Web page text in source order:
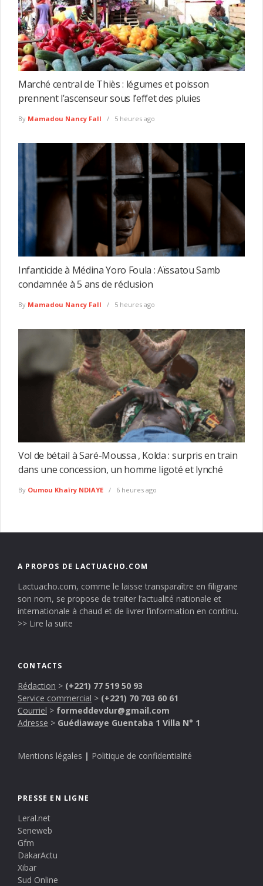
Marché central de Thiès : légumes et poisson
prennent l’ascenseur sous l’effet des pluies
By Mamadou Nancy Fall 5 heures ago
Infanticide à Médina Yoro Foula : Aïssatou Samb
condamnée à 5 ans de réclusion
By Mamadou Nancy Fall 5 heures ago
Vol de bétail à Saré-Moussa , Kolda : surpris en train
dans une concession, un homme ligoté et lynché
By Oumou Khaïry NDIAYE 6 heures ago
A PROPOS DE LACTUACHO.COM
Lactuacho.com, comme le laisse transparaître en filigrane
son nom, se propose de traiter l’actualité nationale et
internationale à chaud et de livrer l’information en continu.
>> Lire la suite
CONTACTS
Rédaction > (+221) 77 519 50 93
Service commercial > (+221) 70 703 60 61
Courriel > formeddevdur@gmail.com
Adresse > Guédiawaye Guentaba 1 Villa N° 1
Mentions légales | Politique de confidentialité
PRESSE EN LIGNE
Leral.net
Seneweb
Gfm
DakarActu
Xibar
Sud Online